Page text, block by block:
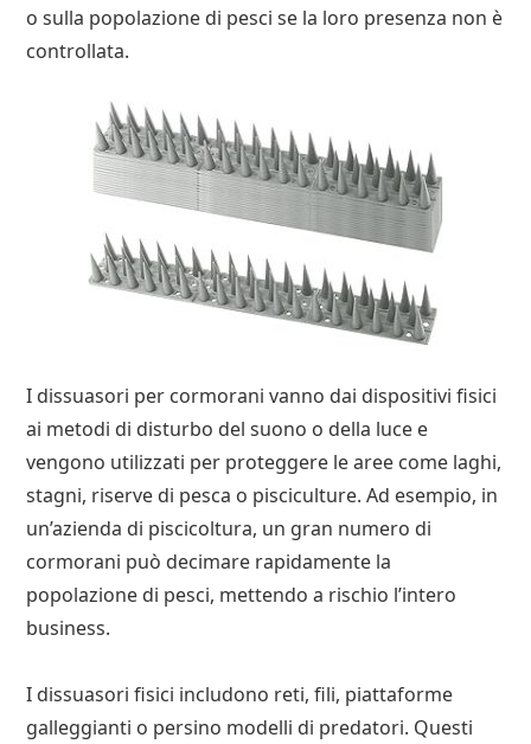
o sulla popolazione di pesci se la loro presenza non è
controllata.
I dissuasori per cormorani vanno dai dispositivi fisici
ai metodi di disturbo del suono o della luce e
vengono utilizzati per proteggere le aree come laghi,
stagni, riserve di pesca o pisciculture. Ad esempio, in
un’azienda di piscicoltura, un gran numero di
cormorani può decimare rapidamente la
popolazione di pesci, mettendo a rischio l’intero
business.
I dissuasori fisici includono reti, fili, piattaforme
galleggianti o persino modelli di predatori. Questi